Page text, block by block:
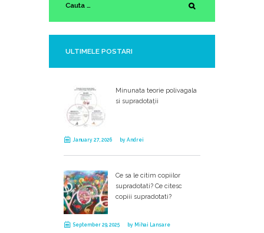
ULTIMELE POSTARI
Minunata teorie polivagala
si supradotații
January 27, 2026 byAndrei
Ce sa le citim copiilor
supradotati? Ce citesc
copiii supradotati?
September 29, 2025 by Mihai Lansare